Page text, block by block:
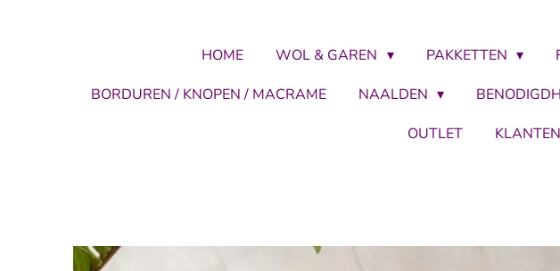
HOME WOL & GAREN PAKKETTEN
BORDUREN / KNOPEN / MACRAME
NAALDEN
OUTLET